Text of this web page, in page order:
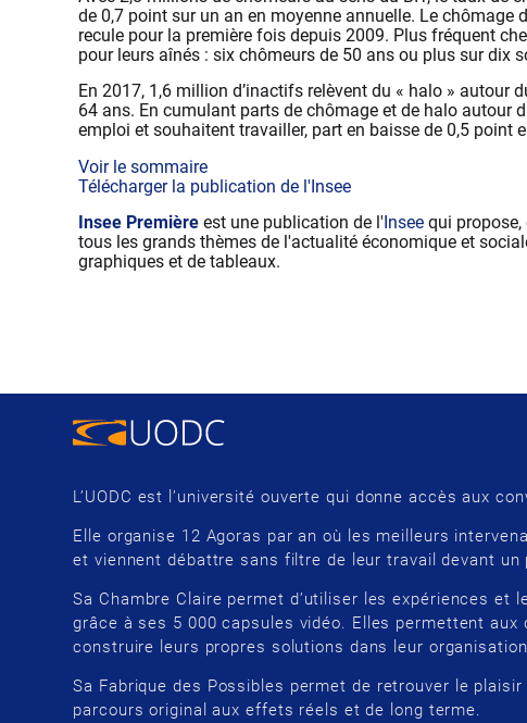
de 0,7 point sur un an en moyenne annuelle. Le chômage
recule pour la première fois depuis 2009. Plus fréquent
pour leurs aînés : six chômeurs de 50 ans ou plus sur dix
En 2017, 1,6 million d’inactifs relèvent du « halo » autour
64 ans. En cumulant parts de chômage et de halo autour
emploi et souhaitent travailler, part en baisse de 0,5 point
Voir le sommaire
Télécharger la publication de l'Insee
Insee Première est une publication de l'Insee qui propose,
tous les grands thèmes de l'actualité économique et
graphiques et de tableaux.
L’UODC est l’université ouverte qui donne accès aux
Elle organise 12 Agoras par an où les meilleurs
et viennent débattre sans filtre de leur travail devant un
Sa Chambre Claire permet d’utiliser les expériences et
grâce à ses 5 000 capsules vidéo. Elles permettent aux
construire leurs propres solutions dans leur organisation.
Sa Fabrique des Possibles permet de retrouver le
parcours original aux effets réels et de long terme.